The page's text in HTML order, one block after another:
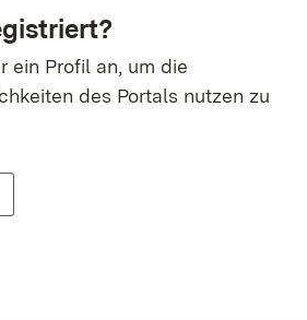
ein Profil an, um die
des Portals nutzen zu